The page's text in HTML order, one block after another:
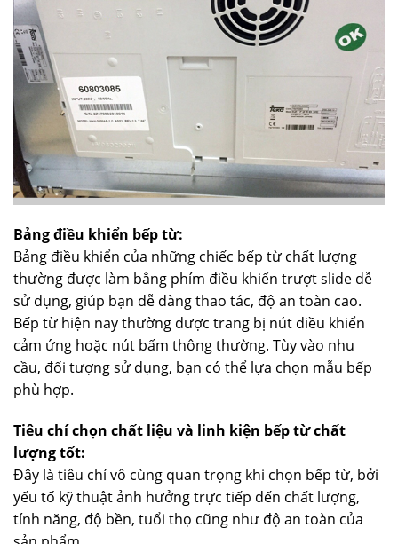
Bảng điều khiển bếp từ:
Bảng điều khiển của những chiếc bếp từ chất lượng
thường được làm bằng phím điều khiển trượt slide dễ
sử dụng, giúp bạn dễ dàng thao tác, độ an toàn cao.
Bếp từ hiện nay thường được trang bị nút điều khiển
cảm ứng hoặc nút bấm thông thường. Tùy vào nhu
cầu, đối tượng sử dụng, bạn có thể lựa chọn mẫu bếp
phù hợp.
Tiêu chí chọn chất liệu và linh kiện bếp từ chất
lượng tốt:
Đây là tiêu chí vô cùng quan trọng khi chọn bếp từ, bởi
yếu tố kỹ thuật ảnh hưởng trực tiếp đến chất lượng,
tính năng, độ bền, tuổi thọ cũng như độ an toàn của